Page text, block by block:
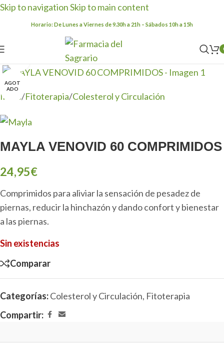
Skip to navigationSkip to main content
Horario: De Lunes a Viernes de 9.30h a 21h – Sábados 10h a 15h
AGOT
ADO
Clic para ampliar
Inicio/Fitoterapia/Colesterol y Circulación
MAYLA VENOVID 60 COMPRIMIDOS
24,95€
Comprimidos para aliviar la sensación de pesadez de
piernas, reducir la hinchazón y dando confort y bienestar
a las piernas.
Sin existencias
Comparar
Categorías:Colesterol y Circulación, Fitoterapia
Compartir: